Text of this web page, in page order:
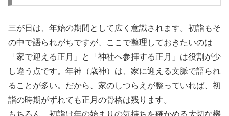
三が日は、年始の期間として広く意識されます。初詣もそ
の中で語られがちですが、ここで整理しておきたいのは
「家で迎える正月」と「神社へ参拝する正月」は役割が少
し違う点です。年神（歳神）は、家に迎える文脈で語られ
ることが多い。だから、家のしつらえが整っていれば、初
詣の時期がずれても正月の骨格は残ります。
もちろん、初詣は年の始まりの気持ちを確かめる大切な機